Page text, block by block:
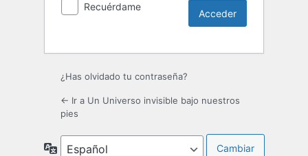
Recuérdame
¿Has olvidado tu contraseña?
← Ir a Un Universo invisible bajo nuestros
pies
Idioma